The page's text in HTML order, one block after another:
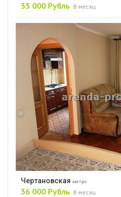
35 000 Рубль В месяц
Чертановская метро
36 000 Рубль В месяц